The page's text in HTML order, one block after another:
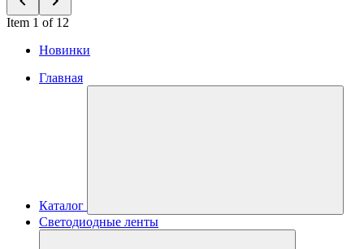
Item 1 of 12
Новинки
Главная
Каталог
Светодиодные ленты